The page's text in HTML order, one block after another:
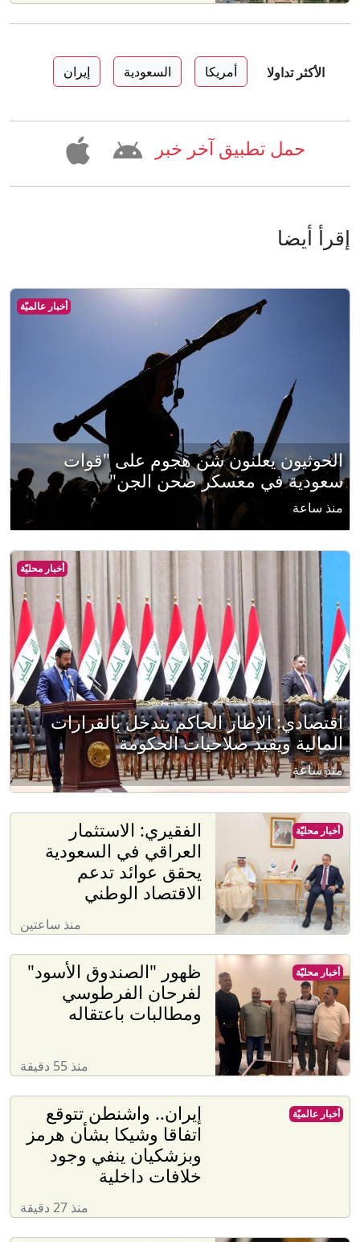
الأكثر تداولا أمريكا السعودية إيران
حمل تطبيق آخر خبر
إقرأ أيضا
أخبار عالميّة
الحوثيون يعلنون شن هجوم على "قوات
سعودية في معسكر صحن الجن"
منذ ساعة
أخبار محليّة
اقتصادي: الإطار الحاكم يتدخل بالقرارات
المالية ويقيد صلاحيات الحكومة
منذ ساعة
الفقيري: الاستثمار
العراقي في السعودية
يحقق عوائد تدعم
الاقتصاد الوطني
منذ ساعتين
أخبار محليّة
ظهور "الصندوق الأسود"
لفرحان الفرطوسي
ومطالبات باعتقاله
منذ 55 دقيقة
أخبار محليّة
إيران.. واشنطن تتوقع
اتفاقا وشيكا بشأن هرمز
وبزشكيان ينفي وجود
خلافات داخلية
منذ 27 دقيقة
أخبار عالميّة